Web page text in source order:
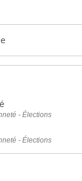
- Élections
- Élections